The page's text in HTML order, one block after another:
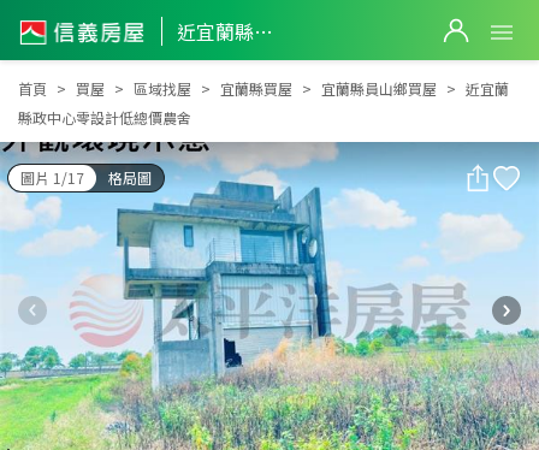
近宜蘭縣政中心零設計低總價農舍
近宜蘭縣政中心零設計低總價農舍
首頁 買屋 區域找屋 宜蘭縣買屋 宜蘭縣員山鄉買屋
近宜蘭
縣政中心零設計低總價農舍
圖片 1/17 格局圖